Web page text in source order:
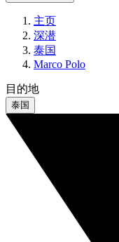
主页
深潜
泰国
Marco Polo
目的地
泰国